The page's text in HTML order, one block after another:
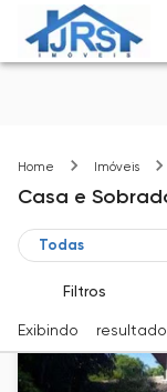
Home Imóveis
Casa e
Filtros
Exibindo